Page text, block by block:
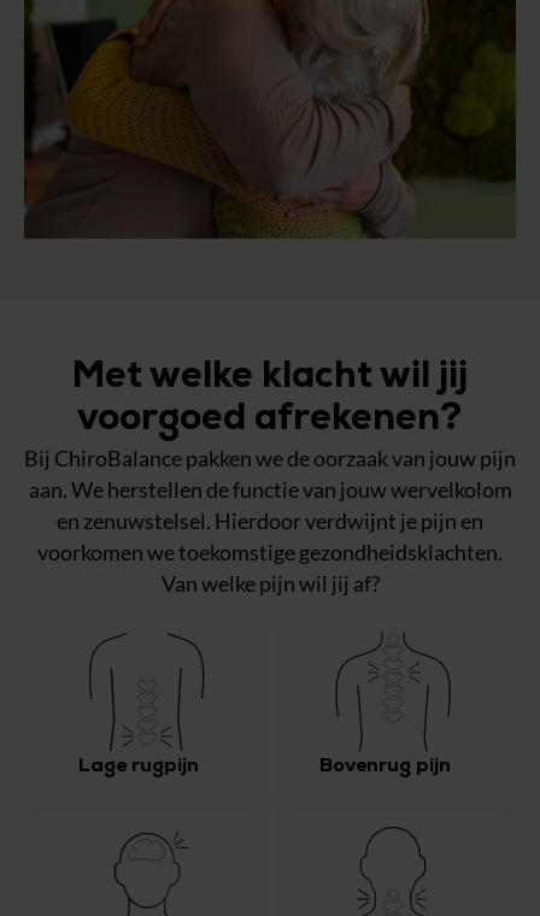
Met welke klacht wil jij
voorgoed afrekenen?
Bij ChiroBalance pakken we de oorzaak van jouw pijn
aan. We herstellen de functie van jouw wervelkolom
en zenuwstelsel. Hierdoor verdwijnt je pijn en
voorkomen we toekomstige gezondheidsklachten.
Van welke pijn wil jij af?
Lage rugpijn Bovenrug pijn